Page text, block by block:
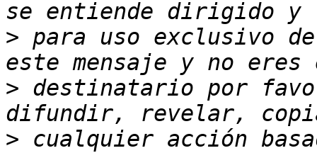
> para uso exclusivo
> destinatario por
> cualquier acción